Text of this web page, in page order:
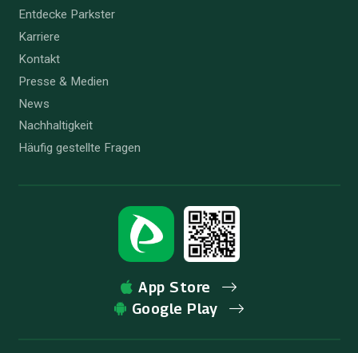
Entdecke Parkster
Karriere
Kontakt
Presse & Medien
News
Nachhaltigkeit
Häufig gestellte Fragen
App Store
Google Play